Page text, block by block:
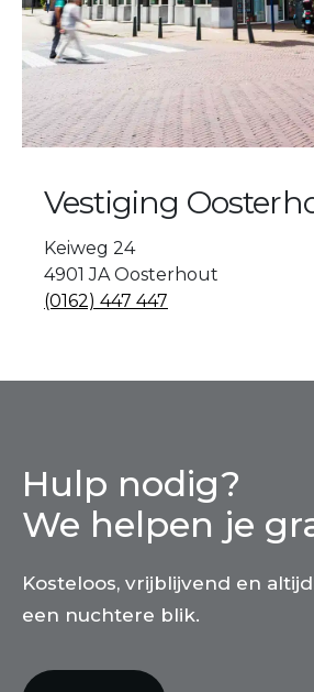
Vestiging
Keiweg 24
4901 JA Oosterhout
(0162) 447 447
Hulp nodig?
We helpen je
Kosteloos, vrijblijvend en
een nuchtere blik.